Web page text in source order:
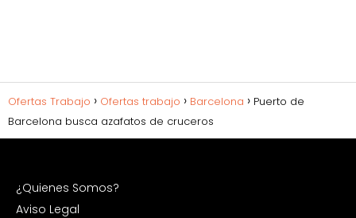
Ofertas Trabajo Ofertas trabajo Barcelona
Puerto de
Barcelona busca azafatos de cruceros
¿Quienes Somos?
Aviso Legal